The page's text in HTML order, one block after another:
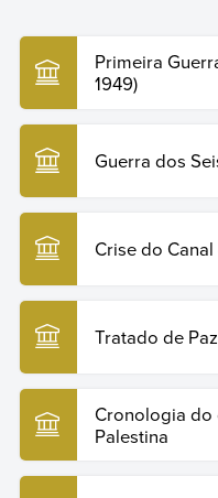
el conflicto en Medio
ONU (s.f.). Historia de la
Unidas. La cuestión
Acesso em: 29 de julho
Primeira
1949)
Guerra dos
Crise do
Tratado de
Cronologia do
Palestina